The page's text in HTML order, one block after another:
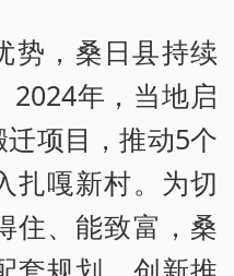
势，桑日县持续
2024年，当地启
项目，推动5个
扎嘎新村。为切
住、能致富，桑